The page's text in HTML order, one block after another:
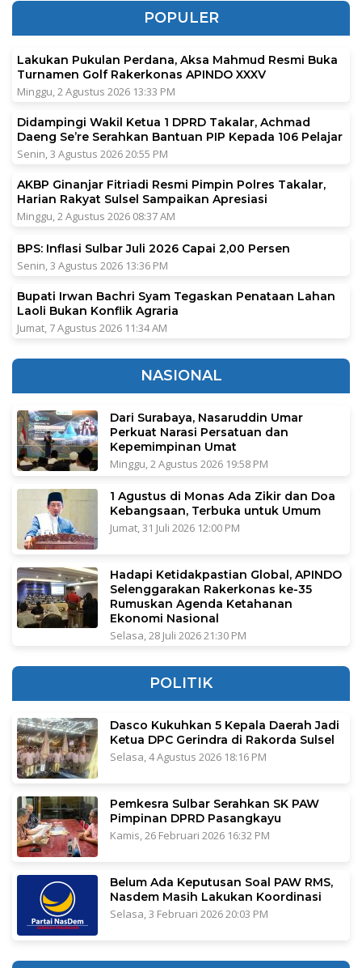
POPULER
Lakukan Pukulan Perdana, Aksa Mahmud Resmi Buka
Turnamen Golf Rakerkonas APINDO XXXV
Minggu, 2 Agustus 2026 13:33 PM
Didampingi Wakil Ketua 1 DPRD Takalar, Achmad
Daeng Se’re Serahkan Bantuan PIP Kepada 106 Pelajar
Senin, 3 Agustus 2026 20:55 PM
AKBP Ginanjar Fitriadi Resmi Pimpin Polres Takalar,
Harian Rakyat Sulsel Sampaikan Apresiasi
Minggu, 2 Agustus 2026 08:37 AM
BPS: Inflasi Sulbar Juli 2026 Capai 2,00 Persen
Senin, 3 Agustus 2026 13:36 PM
Bupati Irwan Bachri Syam Tegaskan Penataan Lahan
Laoli Bukan Konflik Agraria
Jumat, 7 Agustus 2026 11:34 AM
NASIONAL
Dari Surabaya, Nasaruddin Umar
Perkuat Narasi Persatuan dan
Kepemimpinan Umat
Minggu, 2 Agustus 2026 19:58 PM
1 Agustus di Monas Ada Zikir dan Doa
Kebangsaan, Terbuka untuk Umum
Jumat, 31 Juli 2026 12:00 PM
Hadapi Ketidakpastian Global, APINDO
Selenggarakan Rakerkonas ke-35
Rumuskan Agenda Ketahanan
Ekonomi Nasional
Selasa, 28 Juli 2026 21:30 PM
POLITIK
Dasco Kukuhkan 5 Kepala Daerah Jadi
Ketua DPC Gerindra di Rakorda Sulsel
Selasa, 4 Agustus 2026 18:16 PM
Pemkesra Sulbar Serahkan SK PAW
Pimpinan DPRD Pasangkayu
Kamis, 26 Februari 2026 16:32 PM
Belum Ada Keputusan Soal PAW RMS,
Nasdem Masih Lakukan Koordinasi
Selasa, 3 Februari 2026 20:03 PM